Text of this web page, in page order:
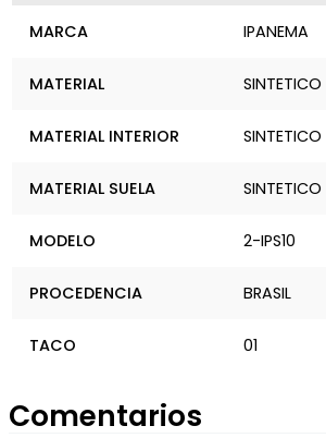
MARCA IPANEMA
MATERIAL SINTETICO
MATERIAL INTERIOR SINTETICO
MATERIAL SUELA SINTETICO
MODELO 2-IPS10
PROCEDENCIA BRASIL
TACO 01
Comentarios